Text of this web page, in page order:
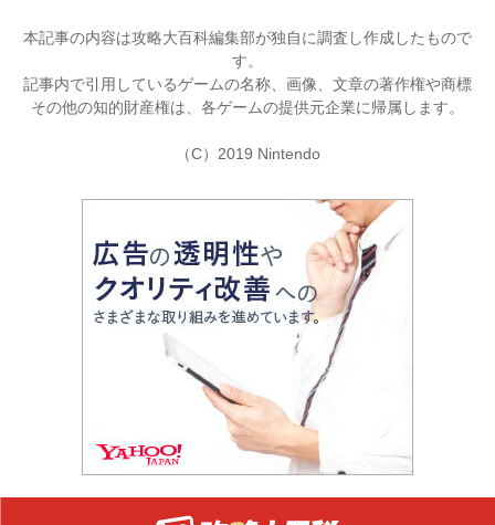
本記事の内容は攻略大百科編集部が独自に調査し作成したもので
す。
記事内で引用しているゲームの名称、画像、文章の著作権や商標
その他の知的財産権は、各ゲームの提供元企業に帰属します。
（C）2019 Nintendo